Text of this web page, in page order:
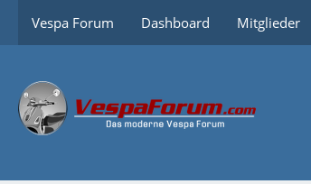
Vespa Forum Dashboard Mitglieder